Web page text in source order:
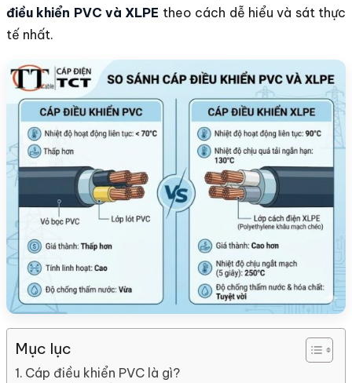
điều khiển PVC và XLPE theo cách dễ hiểu và sát thực
tế nhất.
Mục lục
Cáp điều khiển PVC là gì?